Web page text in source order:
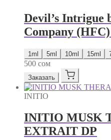
Devil’s Intrigue
Company
1ml 5ml 10ml 15ml
500 сом
Заказать
INITIO
INITIO MUSK
EXTRAIT DP